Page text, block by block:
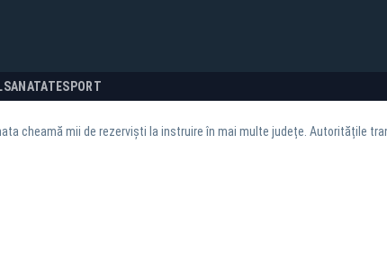
SANATATESPORT
cheamă mii de rezerviști la instruire în mai multe județe. Autoritățile